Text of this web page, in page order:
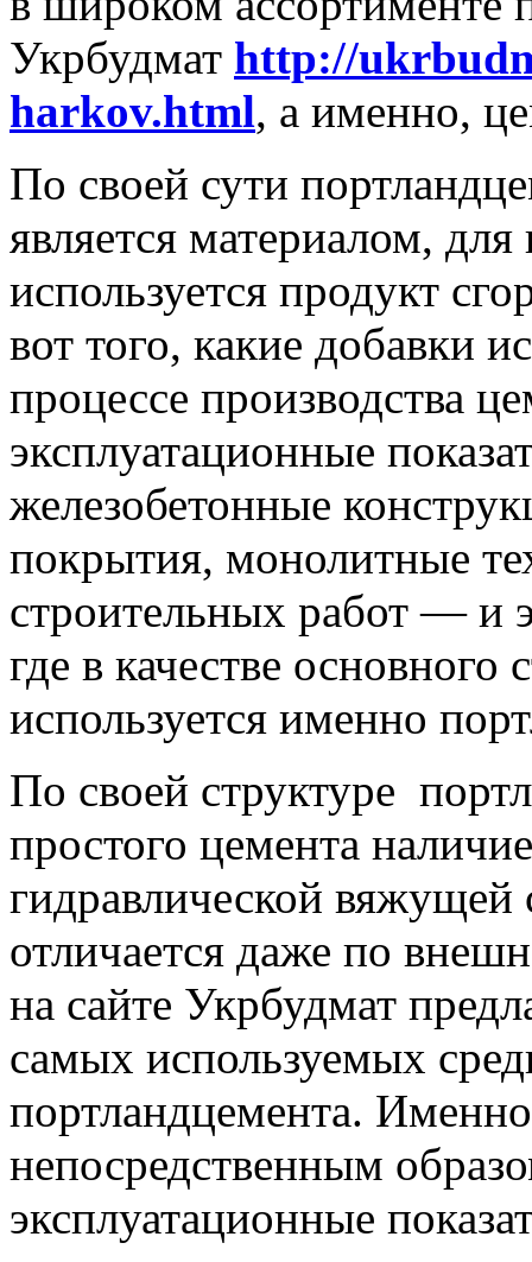
Укрбудмат http://
harkov.html, а именно,
По своей сути
является материалом, для
используется продукт
вот того, какие добавки
процессе производства
эксплуатационные
железобетонные
покрытия, монолитные
строительных работ — и
где в качестве основного
используется именно
По своей структуре
простого цемента
гидравлической
отличается даже по
на сайте Укрбудмат
самых используемых
портландцемента.
непосредственным
эксплуатационные